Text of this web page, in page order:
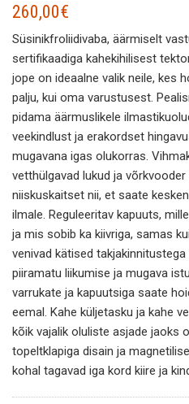
260,00€
Süsinikfroliidivaba, äärmiselt
sertifikaadiga kahekihilisest
jope on ideaalne valik neile, kes
palju, kui oma varustusest.
pidama äärmuslikele
veekindlust ja erakordset
mugavana igas olukorras.
vetthülgavad lukud ja
niiskuskaitset nii, et saate
ilmale. Reguleeritav kapuuts,
ja mis sobib ka kiivriga, samas
venivad kätised
piiramatu liikumise ja mugava
varrukate ja kapuutsiga saate
eemal. Kahe küljetasku ja kahe
kõik vajalik oluliste asjade jaoks
topeltklapiga disain ja
kohal tagavad iga kord kiire ja